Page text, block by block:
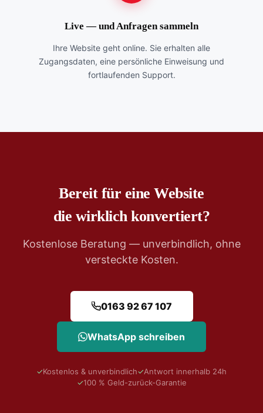
Live — und Anfragen sammeln
Ihre Website geht online. Sie erhalten alle
Zugangsdaten, eine persönliche Einweisung und
fortlaufenden Support.
Bereit für eine Website
die wirklich konvertiert?
Kostenlose Beratung — unverbindlich, ohne
versteckte Kosten.
0163 92 67 107
WhatsApp schreiben
✓Kostenlos & unverbindlich✓Antwort innerhalb 24h
✓100 % Geld-zurück-Garantie